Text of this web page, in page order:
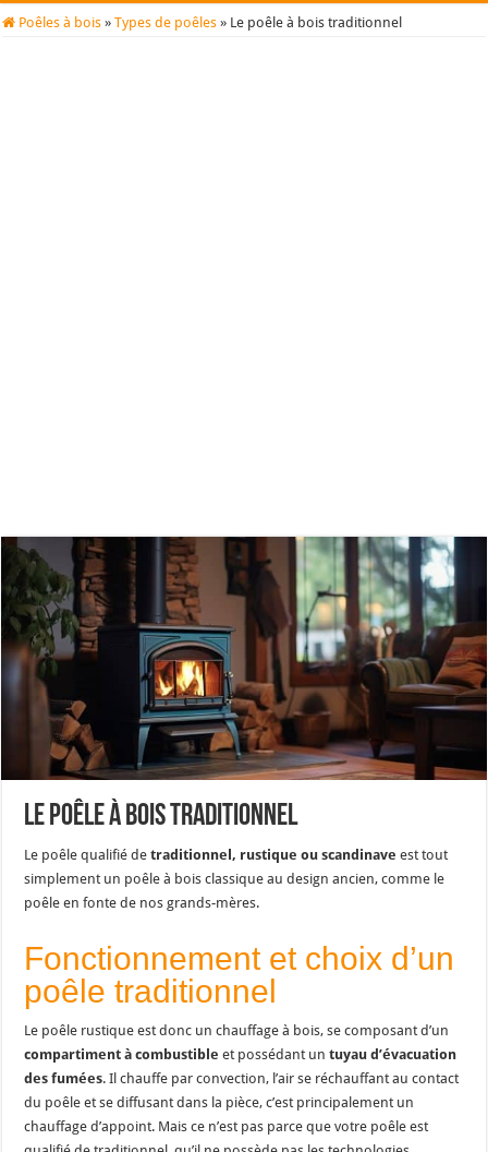
Poêles à bois » Types de poêles » Le poêle à bois traditionnel
Le poêle à bois traditionnel
Le poêle qualifié detraditionnel, rustique ou scandinave est tout
simplement un poêle à bois classique au design ancien, comme le
poêle en fonte de nos grands-mères.
Fonctionnement et choix d’un
poêle traditionnel
Le poêle rustique est donc un chauffage à bois, se composant d’un
compartiment à combustible et possédant untuyau d’évacuation
des fumées. Il chauffe par convection, l’air se réchauffant au contact
du poêle et se diffusant dans la pièce, c’est principalement un
chauffage d’appoint. Mais ce n’est pas parce que votre poêle est